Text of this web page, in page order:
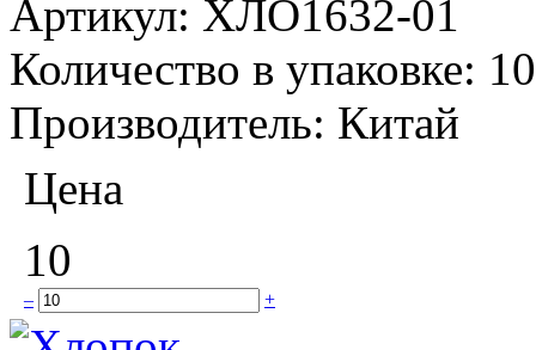
Артикул: ХЛО1632-01
Количество в упаковке: 10
Производитель: Китай
Цена
10
– +